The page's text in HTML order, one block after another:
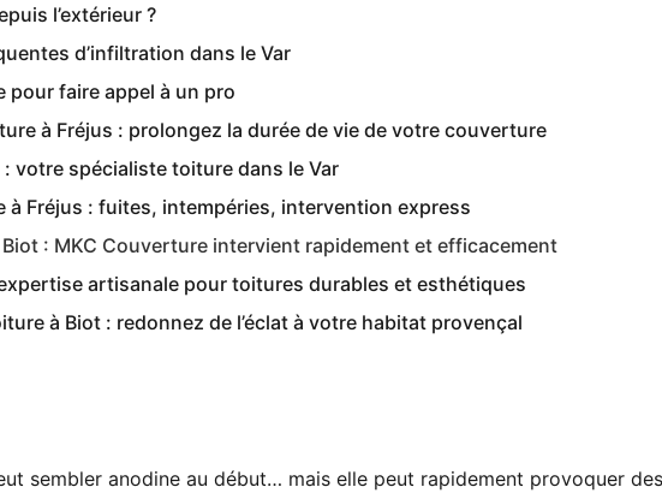
l’extérieur ?
d’infiltration dans le Var
pour faire appel à un pro
à Fréjus : prolongez la durée de vie de votre couverture
votre spécialiste toiture dans le Var
à Fréjus : fuites, intempéries, intervention express
: MKC Couverture intervient rapidement et efficacement
artisanale pour toitures durables et esthétiques
à Biot : redonnez de l’éclat à votre habitat provençal
sembler anodine au début… mais elle peut rapidement provoquer des